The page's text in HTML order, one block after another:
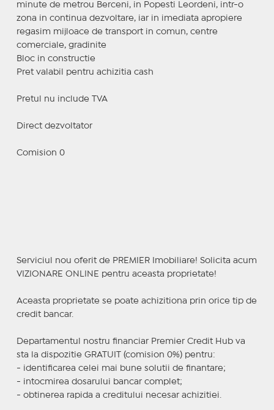
minute de metrou Berceni, in Popesti Leordeni, intr-o
zona in continua dezvoltare, iar in imediata apropiere
regasim mijloace de transport in comun, centre
comerciale, gradinite
Bloc in constructie
Pret valabil pentru achizitia cash
Pretul nu include TVA
Direct dezvoltator
Comision 0
Serviciul nou oferit de PREMIER Imobiliare! Solicita acum
VIZIONARE ONLINE pentru aceasta proprietate!
Aceasta proprietate se poate achizitiona prin orice tip de
credit bancar.
Departamentul nostru financiar Premier Credit Hub va
sta la dispozitie GRATUIT (comision 0%) pentru:
- identificarea celei mai bune solutii de finantare;
- intocmirea dosarului bancar complet;
- obtinerea rapida a creditului necesar achizitiei.